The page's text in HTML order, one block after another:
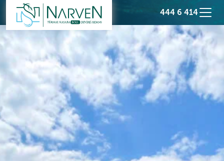
444 6 414